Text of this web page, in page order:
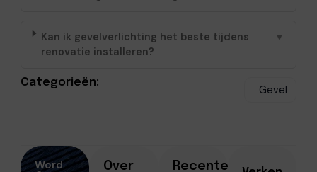
Kan ik gevelverlichting het beste tijdens
renovatie installeren?
▼
Categorieën:
Gevel
Over
Recente
Word